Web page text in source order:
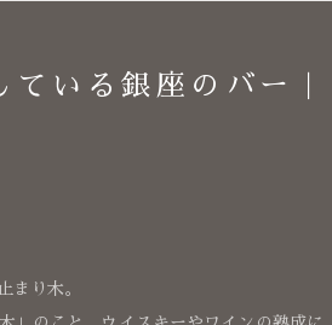
ている銀座のバー｜
り木。